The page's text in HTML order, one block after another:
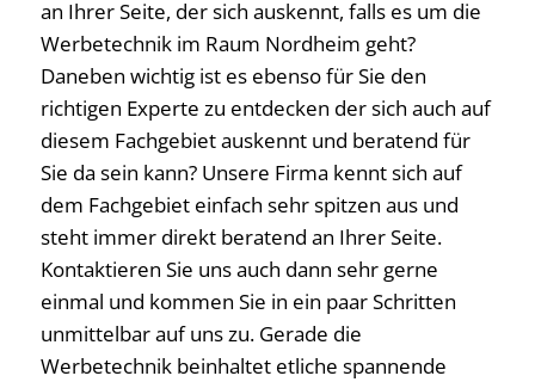
an Ihrer Seite, der sich auskennt, falls es um die
Werbetechnik im Raum Nordheim geht?
Daneben wichtig ist es ebenso für Sie den
richtigen Experte zu entdecken der sich auch auf
diesem Fachgebiet auskennt und beratend für
Sie da sein kann? Unsere Firma kennt sich auf
dem Fachgebiet einfach sehr spitzen aus und
steht immer direkt beratend an Ihrer Seite.
Kontaktieren Sie uns auch dann sehr gerne
einmal und kommen Sie in ein paar Schritten
unmittelbar auf uns zu. Gerade die
Werbetechnik beinhaltet etliche spannende